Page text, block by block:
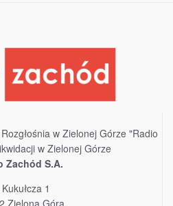
w Zielonej Górze "Radio
w Zielonej Górze
Zachód S.A.
1